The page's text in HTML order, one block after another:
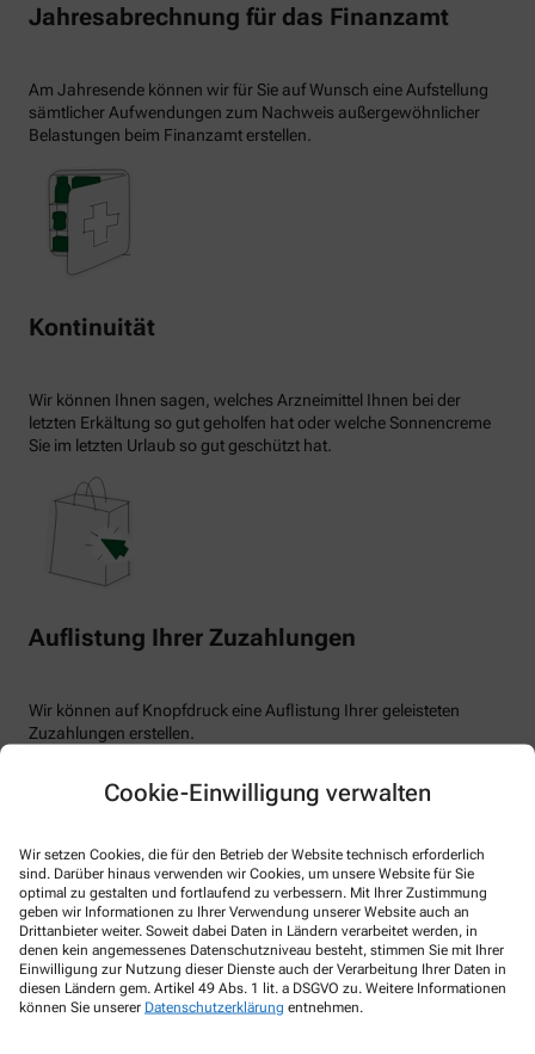
Cookie-Einwilligung verwalten
Wir setzen Cookies, die für den Betrieb der Website technisch erforderlich
sind. Darüber hinaus verwenden wir Cookies, um unsere Website für Sie
optimal zu gestalten und fortlaufend zu verbessern. Mit Ihrer Zustimmung
geben wir Informationen zu Ihrer Verwendung unserer Website auch an
Drittanbieter weiter. Soweit dabei Daten in Ländern verarbeitet werden, in
denen kein angemessenes Datenschutzniveau besteht, stimmen Sie mit Ihrer
Einwilligung zur Nutzung dieser Dienste auch der Verarbeitung Ihrer Daten in
diesen Ländern gem. Artikel 49 Abs. 1 lit. a DSGVO zu. Weitere Informationen
können Sie unserer Datenschutzerklärung entnehmen.
Jahresabrechnung für das Finanzamt
Am Jahresende können wir für Sie auf Wunsch eine Aufstellung
sämtlicher Aufwendungen zum Nachweis außergewöhnlicher
Belastungen beim Finanzamt erstellen.
Kontinuität
Wir können Ihnen sagen, welches Arzneimittel Ihnen bei der
letzten Erkältung so gut geholfen hat oder welche Sonnencreme
Sie im letzten Urlaub so gut geschützt hat.
Auflistung Ihrer Zuzahlungen
Wir können auf Knopfdruck eine Auflistung Ihrer geleisteten
Zuzahlungen erstellen.
Nachweis Ihrer Befreiung
Wenn Sie einen Ausweis über die Befreiung der gesetzlichen
Zuzahlung haben, können wir diese Info speichern und Sie